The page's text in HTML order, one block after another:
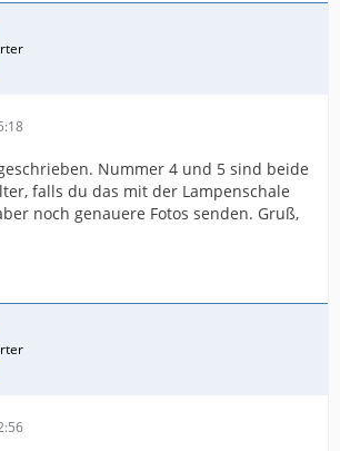
Nummer 4 und 5 sind beide
falls du das mit der Lampenschale
noch genauere Fotos senden. Gruß,